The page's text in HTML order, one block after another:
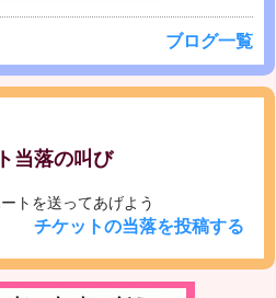
ブログ一覧
当落の叫び
トを送ってあげよう
チケットの当落を投稿する